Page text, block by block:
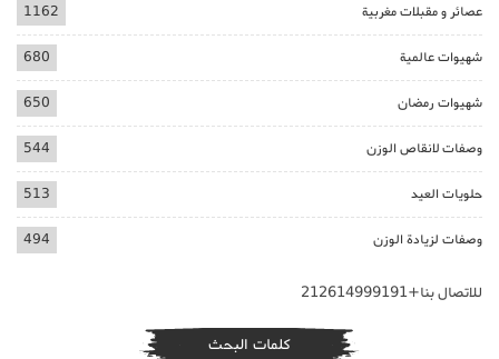
عصائر و مقبلات مغربية 1162
شهيوات عالمية 680
شهيوات رمضان 650
وصفات لانقاص الوزن 544
حلويات العيد 513
وصفات لزيادة الوزن 494
للاتصال بنا+212614999191
كلمات البحث